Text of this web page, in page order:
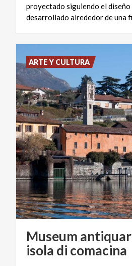
proyectado siguiendo el
desarrollado alrededor de una
Museum
isola di comacina
ARTE Y CULTURA